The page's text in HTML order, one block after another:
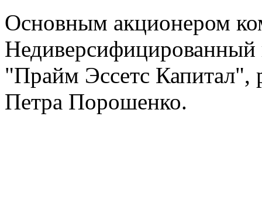
Основным акционером
"Прайм Эссетс Капитал",
Петра Порошенко.